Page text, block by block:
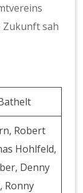
Zukunft sah
Robert
Hohlfeld,
Denny
Ronny